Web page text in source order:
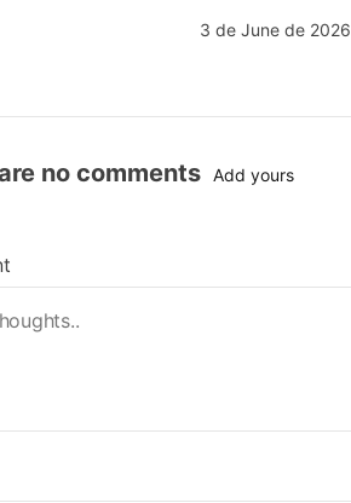
3 de June de 2026
no comments Add yours